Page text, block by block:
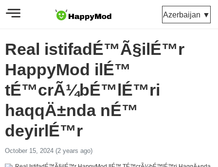
Azerbaijan ▼
Real istifadÉ™Ã§ilÉ™r
HappyMod ilÉ™
tÉ™crÃ¼bÉ™lÉ™ri
haqqÄ±nda nÉ™
deyirlÉ™r
October 15, 2024 (2 years ago)